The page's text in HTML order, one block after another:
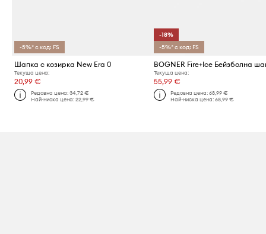
-5%* с код: FS
Шапка с козирка New Era 0
Текуща цена:
20,99 €
Редовна цена:34,72 €
Най-ниска цена:22,99 €
-18%
-5%* с код: FS
Текуща цена:
55,99 €
Редовна цена: 68,99 €
Най-ниска цена: 68,99 €